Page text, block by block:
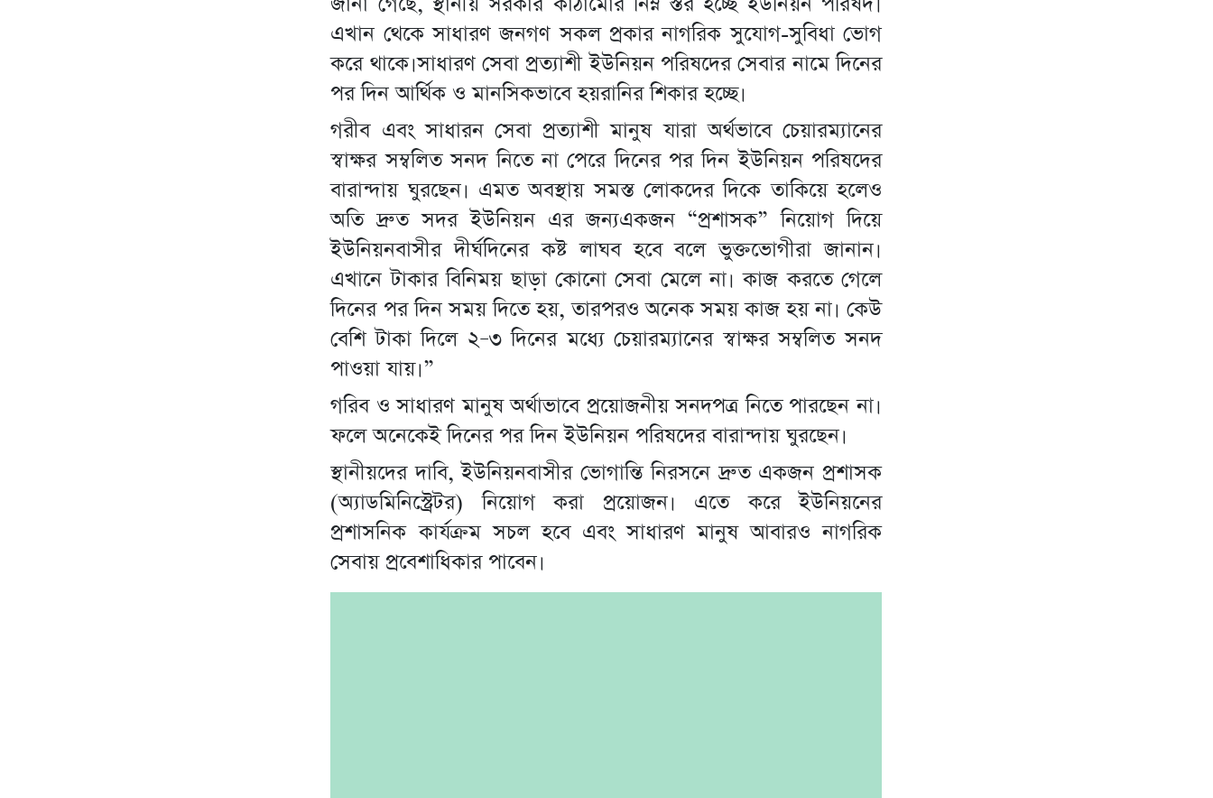
এখান থেকে সাধারণ জনগণ সকল প্রকার নাগরিক সুযোগ-সুবিধা ভোগ
করে থাকে।সাধারণ সেবা প্রত্যাশী ইউনিয়ন পরিষদের সেবার নামে দিনের
পর দিন আর্থিক ও মানসিকভাবে হয়রানির শিকার হচ্ছে।
গরীব এবং সাধারন সেবা প্রত্যাশী মানুষ যারা অর্থভাবে চেয়ারম্যানের
স্বাক্ষর সম্বলিত সনদ নিতে না পেরে দিনের পর দিন ইউনিয়ন পরিষদের
বারান্দায় ঘুরছেন। এমত অবস্থায় সমস্ত লোকদের দিকে তাকিয়ে হলেও
অতি দ্রুত সদর ইউনিয়ন এর জন্যএকজন “প্রশাসক” নিয়োগ দিয়ে
ইউনিয়নবাসীর দীর্ঘদিনের কষ্ট লাঘব হবে বলে ভুক্তভোগীরা জানান।
এখানে টাকার বিনিময় ছাড়া কোনো সেবা মেলে না। কাজ করতে গেলে
দিনের পর দিন সময় দিতে হয়, তারপরও অনেক সময় কাজ হয় না। কেউ
বেশি টাকা দিলে ২–৩ দিনের মধ্যে চেয়ারম্যানের স্বাক্ষর সম্বলিত সনদ
পাওয়া যায়।”
গরিব ও সাধারণ মানুষ অর্থাভাবে প্রয়োজনীয় সনদপত্র নিতে পারছেন না।
ফলে অনেকেই দিনের পর দিন ইউনিয়ন পরিষদের বারান্দায় ঘুরছেন।
স্থানীয়দের দাবি, ইউনিয়নবাসীর ভোগান্তি নিরসনে দ্রুত একজন প্রশাসক
(অ্যাডমিনিস্ট্রেটর) নিয়োগ করা প্রয়োজন। এতে করে ইউনিয়নের
প্রশাসনিক কার্যক্রম সচল হবে এবং সাধারণ মানুষ আবারও নাগরিক
সেবায় প্রবেশাধিকার পাবেন।